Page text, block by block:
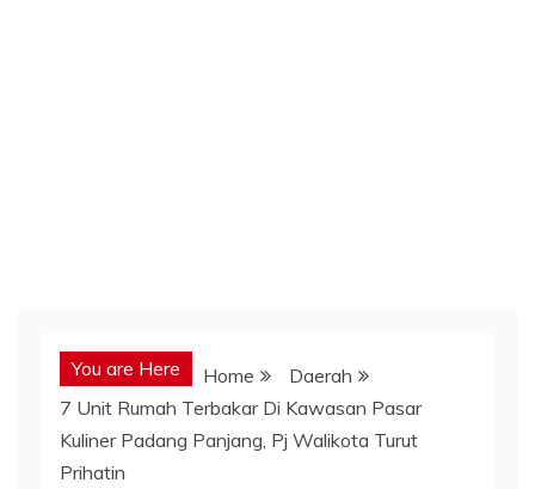
You are Here Home
Daerah
7 Unit Rumah Terbakar Di Kawasan Pasar
Kuliner Padang Panjang, Pj Walikota Turut
Prihatin